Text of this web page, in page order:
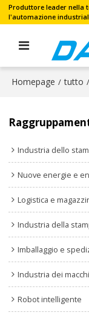
Produttore leader nella
l'automazione
Homepage / tutto /
Industria dello
Nuove energie e
Logistica e
Industria della
Imballaggio e
Industria dei
Robot intelligente